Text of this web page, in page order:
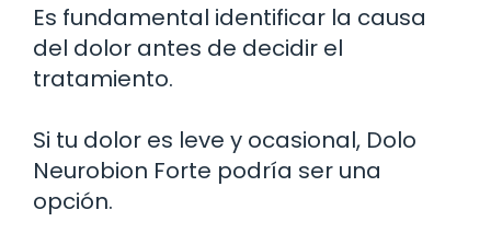
Es fundamental identificar la causa
del dolor antes de decidir el
tratamiento.
Si tu dolor es leve y ocasional, Dolo
Neurobion Forte podría ser una
opción.